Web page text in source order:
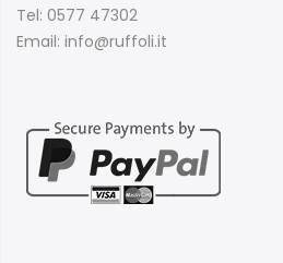
Tel: 0577 47302
Email: info@ruffoli.it